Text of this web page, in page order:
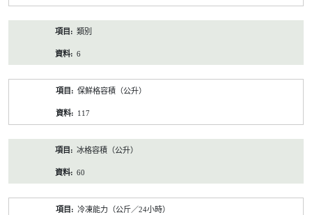
類別
6
保鮮格容積（公升）
117
冰格容積（公升）
60
冷凍能力（公斤／24小時）